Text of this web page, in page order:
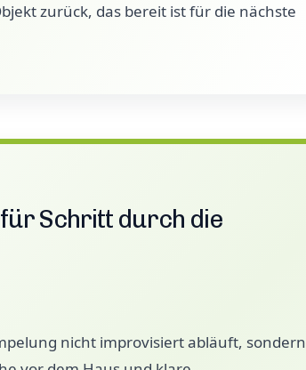
zurück, das bereit ist für die nächste
Schritt durch die
nicht improvisiert abläuft, sondern